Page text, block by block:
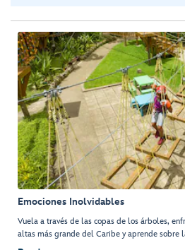
Emociones Inolvidables
Vuela a través de las copas de los árboles,
altas más grande del Caribe y aprende sobre